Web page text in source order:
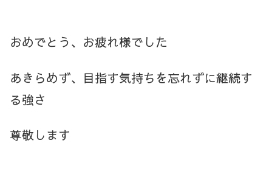
おめでとう、お疲れ様でした
あきらめず、目指す気持ちを忘れずに継続す
る強さ
尊敬します